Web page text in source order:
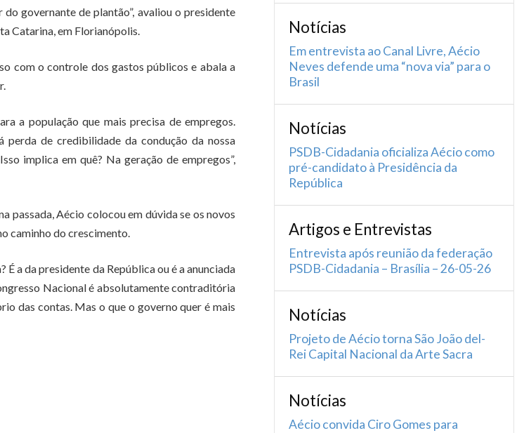
governante de plantão”, avaliou o presidente
Catarina, em Florianópolis.
com o controle dos gastos públicos e abala a
a população que mais precisa de empregos.
perda de credibilidade da condução da nossa
implica em quê? Na geração de empregos”,
passada, Aécio colocou em dúvida se os novos
caminho do crescimento.
a da presidente da República ou é a anunciada
Nacional é absolutamente contraditória
das contas. Mas o que o governo quer é mais
Notícias
Em entrevista ao Canal Livre, Aécio
Neves defende uma “nova via” para o
Brasil
Notícias
PSDB-Cidadania oficializa Aécio como
pré-candidato à Presidência da
República
Artigos e Entrevistas
Entrevista após reunião da federação
PSDB-Cidadania – Brasília – 26-05-26
Notícias
Projeto de Aécio torna São João del-
Rei Capital Nacional da Arte Sacra
Notícias
Aécio convida Ciro Gomes para